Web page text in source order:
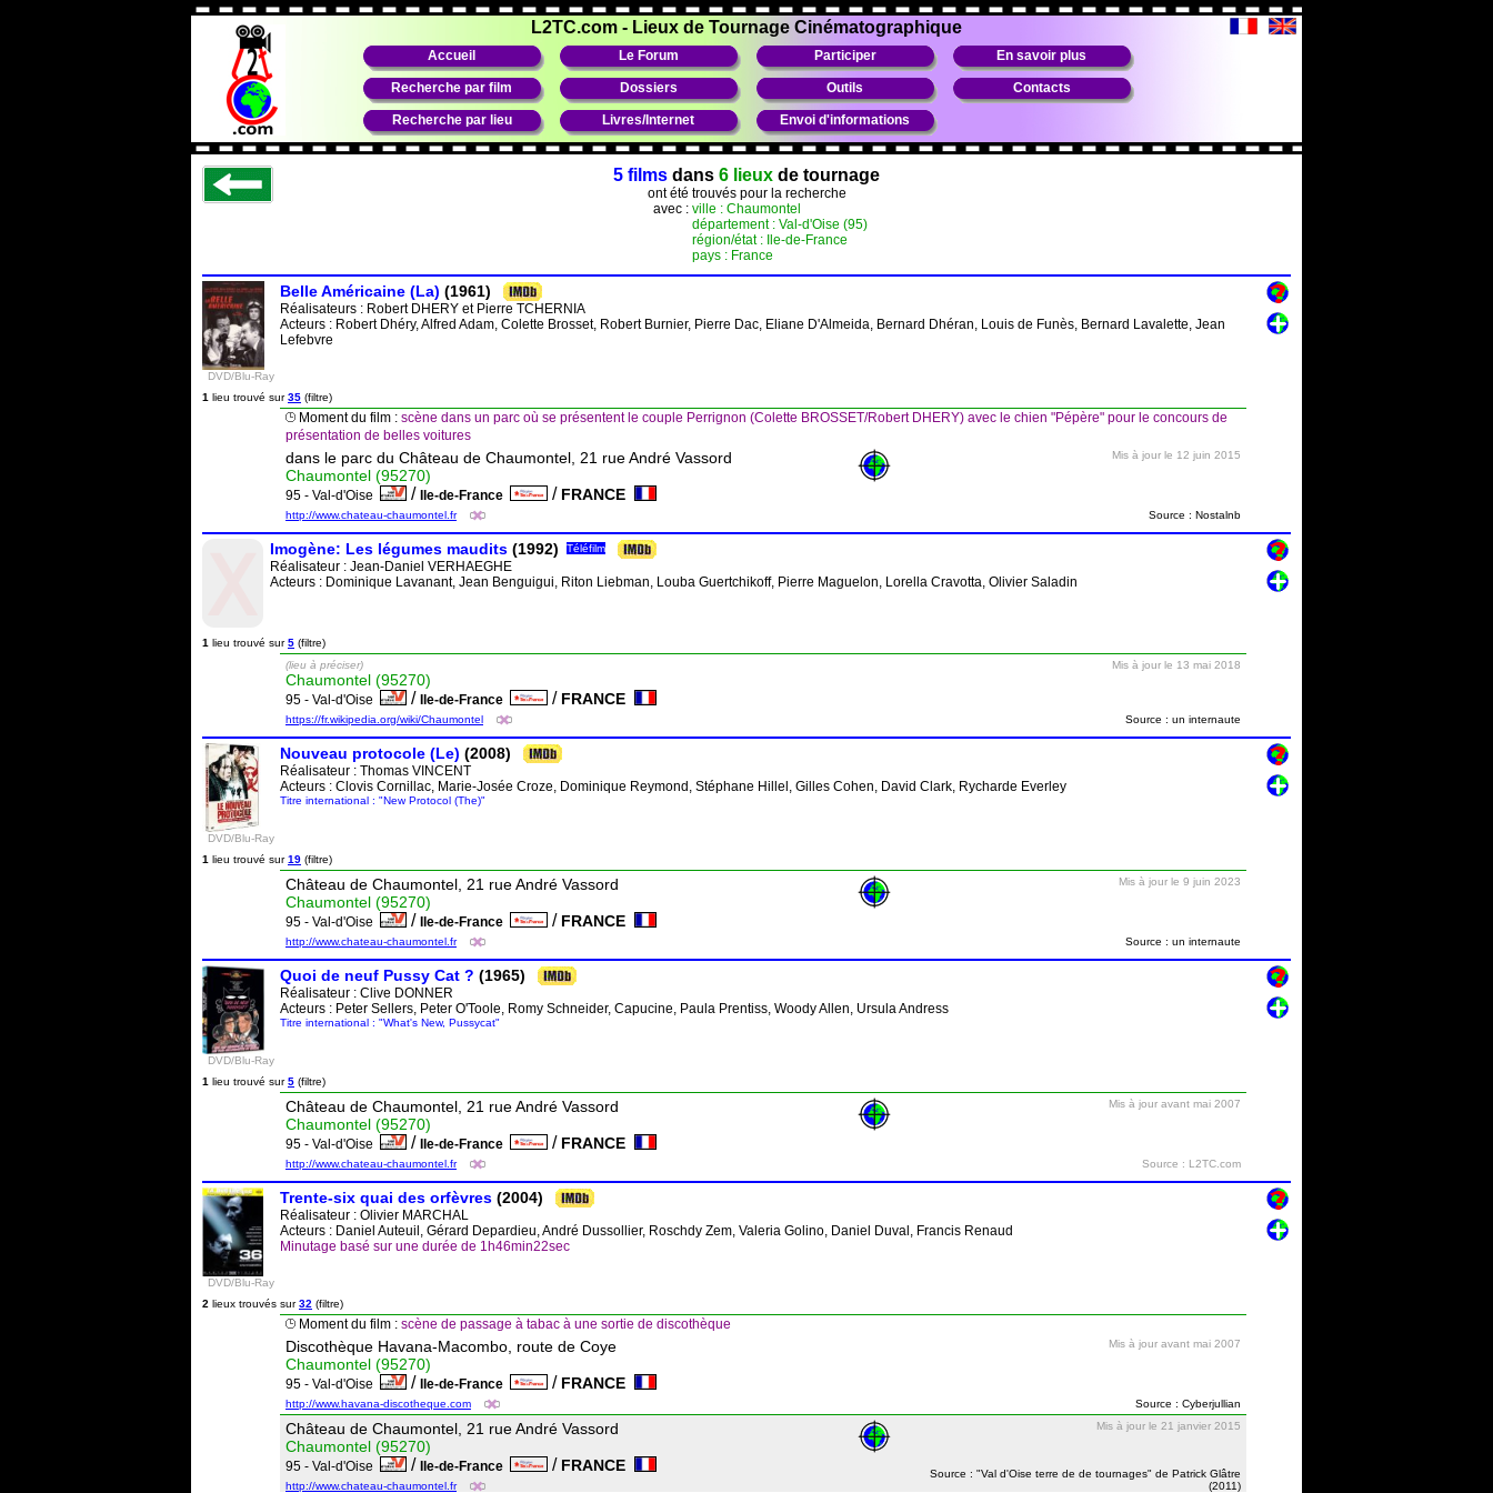
L2TC.com - Lieux de Tournage Cinématographique
Accueil Le Forum Participer En savoir plus
Recherche par film Dossiers Outils Contacts
Recherche par lieu Livres/Internet Envoi d'informations
5 films dans 6 lieux de tournage
ont été trouvés pour la recherche
avec : ville : Chaumontel
département : Val-d'Oise (95)
région/état : Ile-de-France
pays : France
DVD/Blu-Ray
Belle Américaine (La) (1961)
Réalisateurs : Robert DHERY et Pierre TCHERNIA
Acteurs : Robert Dhéry, Alfred Adam, Colette Brosset, Robert Burnier, Pierre Dac, Eliane D'Almeida, Bernard Dhéran, Louis de Funès, Bernard Lavalette, Jean
Lefebvre
1 lieu trouvé sur35 (filtre)
Moment du film : scène dans un parc où se présentent le couple Perrignon (Colette BROSSET/Robert DHERY) avec le chien "Pépère" pour le concours de
présentation de belles voitures
dans le parc du Château de Chaumontel, 21 rue André Vassord
Chaumontel (95270)
95 - Val-d'Oise / Ile-de-France / FRANCE
http://www.chateau-chaumontel.fr
Mis à jour le 12 juin 2015
Source : Nostalnb
Imogène: Les légumes maudits (1992) Téléfilm
Réalisateur : Jean-Daniel VERHAEGHE
Acteurs : Dominique Lavanant, Jean Benguigui, Riton Liebman, Louba Guertchikoff, Pierre Maguelon, Lorella Cravotta, Olivier Saladin
1 lieu trouvé sur5 (filtre)
(lieu à préciser)
Chaumontel (95270)
95 - Val-d'Oise / Ile-de-France / FRANCE
https://fr.wikipedia.org/wiki/Chaumontel
Mis à jour le 13 mai 2018
Source : un internaute
DVD/Blu-Ray
Nouveau protocole (Le) (2008)
Réalisateur : Thomas VINCENT
Acteurs : Clovis Cornillac, Marie-Josée Croze, Dominique Reymond, Stéphane Hillel, Gilles Cohen, David Clark, Rycharde Everley
Titre international : "New Protocol (The)"
1 lieu trouvé sur19 (filtre)
Château de Chaumontel, 21 rue André Vassord
Chaumontel (95270)
95 - Val-d'Oise / Ile-de-France / FRANCE
http://www.chateau-chaumontel.fr
Mis à jour le 9 juin 2023
Source : un internaute
DVD/Blu-Ray
Quoi de neuf Pussy Cat ? (1965)
Réalisateur : Clive DONNER
Acteurs : Peter Sellers, Peter O'Toole, Romy Schneider, Capucine, Paula Prentiss, Woody Allen, Ursula Andress
Titre international : "What's New, Pussycat"
1 lieu trouvé sur5 (filtre)
Château de Chaumontel, 21 rue André Vassord
Chaumontel (95270)
95 - Val-d'Oise / Ile-de-France / FRANCE
http://www.chateau-chaumontel.fr
Mis à jour avant mai 2007
Source : L2TC.com
DVD/Blu-Ray
Trente-six quai des orfèvres (2004)
Réalisateur : Olivier MARCHAL
Acteurs : Daniel Auteuil, Gérard Depardieu, André Dussollier, Roschdy Zem, Valeria Golino, Daniel Duval, Francis Renaud
Minutage basé sur une durée de 1h46min22sec
2 lieux trouvés sur32 (filtre)
Moment du film : scène de passage à tabac à une sortie de discothèque
Discothèque Havana-Macombo, route de Coye
Chaumontel (95270)
95 - Val-d'Oise / Ile-de-France / FRANCE
http://www.havana-discotheque.com
Mis à jour avant mai 2007
Source : Cyberjullian
Château de Chaumontel, 21 rue André Vassord
Chaumontel (95270)
95 - Val-d'Oise / Ile-de-France / FRANCE
http://www.chateau-chaumontel.fr
Mis à jour le 21 janvier 2015
Source : "Val d'Oise terre de de tournages" de Patrick Glâtre
(2011)